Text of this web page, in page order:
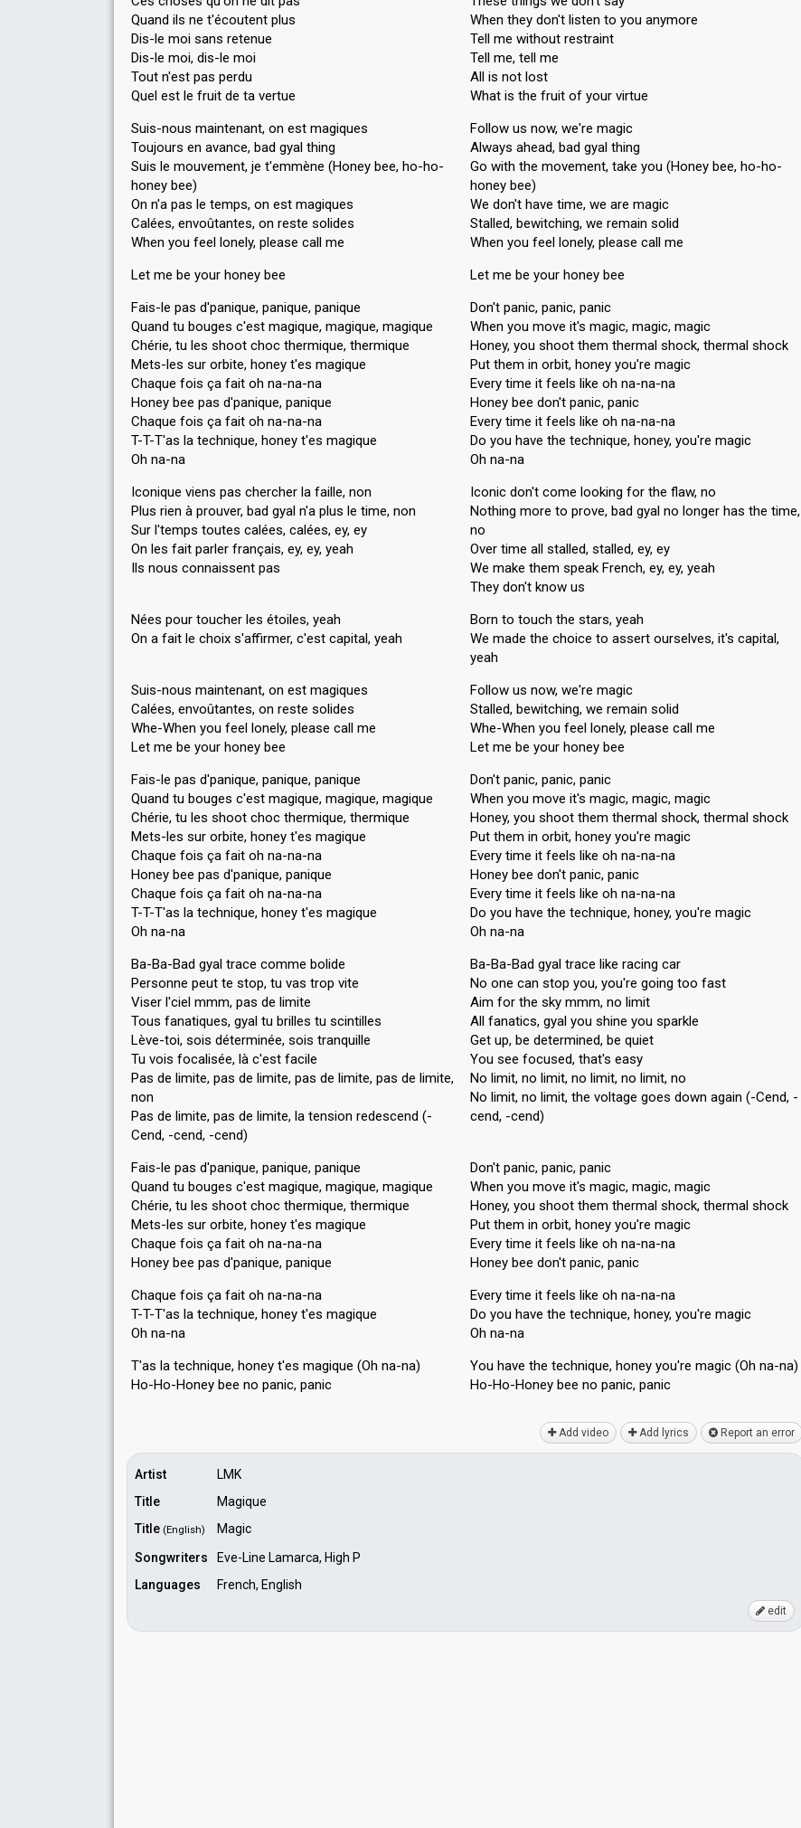
Quand ils ne t'écoutent plus
Dis-le moi sans retenue
Dis-le moi, dis-le moi
Tout n'est pas perdu
Quel est le fruit de ta vertue
Suis-nous maintenant, on est magiques
Toujours en avance, bad gyal thing
Suis le mouvement, je t'emmène (Honey bee, ho-ho-
honey bee)
On n'a pas le temps, on est magiques
Calées, envoûtantes, on reste solides
When you feel lonely, please call me
Let me be your honey bee
Fais-le pas d'panique, panique, panique
Quand tu bouges c'est magique, magique, magique
Chérie, tu les shoot choc thermique, thermique
Mets-les sur orbite, honey t'es magique
Chaque fois ça fait oh na-na-na
Honey bee pas d'panique, panique
Chaque fois ça fait oh na-na-na
T-T-T'as la technique, honey t'es magique
Oh na-na
Iconique viens pas chercher la faille, non
Plus rien à prouver, bad gyal n'a plus le time, non
Sur l'temps toutes calées, calées, ey, ey
On les fait parler français, ey, ey, yeah
Ils nous connaissent pas
Nées pour toucher les étoiles, yeah
On a fait le choix s'affirmer, c'est capital, yeah
Suis-nous maintenant, on est magiques
Calées, envoûtantes, on reste solides
Whe-When you feel lonely, please call me
Let me be your honey bee
Fais-le pas d'panique, panique, panique
Quand tu bouges c'est magique, magique, magique
Chérie, tu les shoot choc thermique, thermique
Mets-les sur orbite, honey t'es magique
Chaque fois ça fait oh na-na-na
Honey bee pas d'panique, panique
Chaque fois ça fait oh na-na-na
T-T-T'as la technique, honey t'es magique
Oh na-na
Ba-Ba-Bad gyal trace comme bolide
Personne peut te stop, tu vas trop vite
Viser l'ciel mmm, pas de limite
Tous fanatiques, gyal tu brilles tu scintilles
Lève-toi, sois déterminée, sois tranquille
Tu vois focalisée, là c'est facile
Pas de limite, pas de limite, pas de limite, pas de limite,
non
Pas de limite, pas de limite, la tension redescend (-
Cend, -cend, -cend)
Fais-le pas d'panique, panique, panique
Quand tu bouges c'est magique, magique, magique
Chérie, tu les shoot choc thermique, thermique
Mets-les sur orbite, honey t'es magique
Chaque fois ça fait oh na-na-na
Honey bee pas d'panique, panique
Chaque fois ça fait oh na-na-na
T-T-T'as la technique, honey t'es magique
Oh na-na
T'as la technique, honey t'eѕ magique (Oh na-na)
Ho-Ho-Honey bee no panic, pаnic
When they don't listen to you anymore
Tell me without restraint
Tell me, tell me
All is not lost
What is the fruit of your virtue
Follow us now, we're magic
Always ahead, bad gyal thing
Go with the movement, take you (Honey bee, ho-ho-
honey bee)
We don't have time, we are magic
Stalled, bewitching, we remain solid
When you feel lonely, please call me
Let me be your honey bee
Don't panic, panic, panic
When you move it's magic, magic, magic
Honey, you shoot them thermal shock, thermal shock
Put them in orbit, honey you're magic
Every time it feels like oh na-na-na
Honey bee don't panic, panic
Every time it feels like oh na-na-na
Do you have the technique, honey, you're magic
Oh na-na
Iconic don't come looking for the flaw, no
Nothing more to prove, bad gyal no longer has the time,
no
Over time all stalled, stalled, ey, ey
We make them speak French, ey, ey, yeah
They don't know us
Born to touch the stars, yeah
We made the choice to assert ourselves, it's capital,
yeah
Follow us now, we're magic
Stalled, bewitching, we remain solid
Whe-When you feel lonely, please call me
Let me be your honey bee
Don't panic, panic, panic
When you move it's magic, magic, magic
Honey, you shoot them thermal shock, thermal shock
Put them in orbit, honey you're magic
Every time it feels like oh na-na-na
Honey bee don't panic, panic
Every time it feels like oh na-na-na
Do you have the technique, honey, you're magic
Oh na-na
Ba-Ba-Bad gyal trace like racing car
No one can stop you, you're going too fast
Aim for the sky mmm, no limit
All fanatics, gyal you shine you sparkle
Get up, be determined, be quiet
You see focused, that's easy
No limit, no limit, no limit, no limit, no
No limit, no limit, the voltage goes down again (-Cend, -
cend, -cend)
Don't panic, panic, panic
When you move it's magic, magic, magic
Honey, you shoot them thermal shock, thermal shock
Put them in orbit, honey you're magic
Every time it feels like oh na-na-na
Honey bee don't panic, panic
Every time it feelѕ like oh na-na-na
Do you have the technique, honey, you're magic
Oh na-na
You have the technique, honey you're magic (Oh na-na)
Ho-Ho-Honey bee no panic, pаnic
Add video Add lyrics Report an error
Artist
LMK
Title
Magique
Title (English)
Magic
Songwriters
Eve-Line Lamarca, High P
Languages
French, English
edit